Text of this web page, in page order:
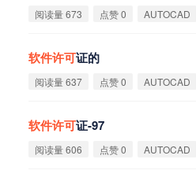
阅读量 673 点赞 0 AUTOCAD
软件许可证的
阅读量 637 点赞 0 AUTOCAD
软件许可证-97
阅读量 606 点赞 0 AUTOCAD